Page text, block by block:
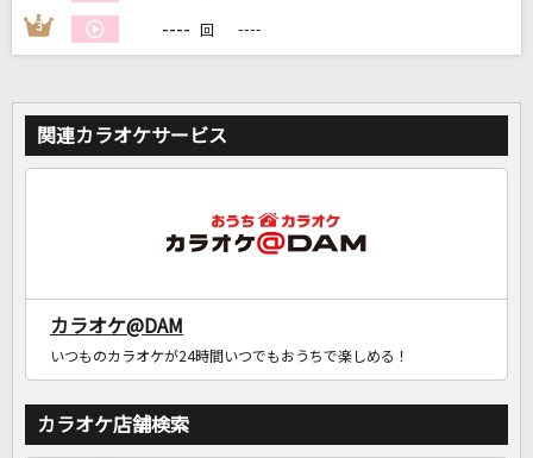
3 ---- 回 ----
関連カラオケサービス
カラオケ@DAM
いつものカラオケが24時間いつでもおうちで楽しめる！
カラオケ店舗検索